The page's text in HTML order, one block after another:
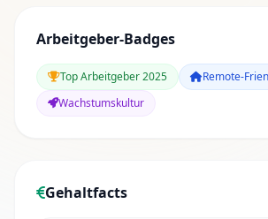
Arbeitgeber-Badges
Top Arbeitgeber 2025
Remote-
Wachstumskultur
Gehaltfacts